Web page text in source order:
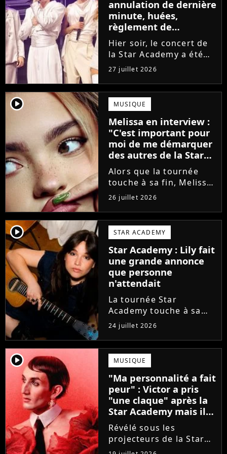
annulation de dernière
minute, huées,
règlement de
comptes... Que s'est-il
passé au concert de
Bayonne hier soir ?
Hier soir, le concert de
la Star Academy a été
mouvementé. Quelques
minutes avant le show,
trois élèves ont
annoncé ne pas vouloir
monter sur scène pour
des raisons politiques.
Leur...
27 juillet 2026
player2 MUSIQUE
Melissa en interview :
"C'est important pour
moi de me démarquer
des autres de la Star
Academy"
Alors que la tournée
touche à sa fin, Melissa
se confie en interview
sur Volum sur la
création de son EP tout
va bien (j'crois), son
envie de gommer
l'étiquette Star
Academy, le jeu...
26 juillet 2026
player2 STAR ACADEMY
Star Academy : Lily fait
une grande annonce
que personne
n'attendait
La tournée Star
Academy touche à sa
fin. Et bonne nouvelle :
la jeune Lily Campa
vient de signer avec un
grand label de musique
en France.
24 juillet 2026
player2 MUSIQUE
"Ma personnalité a fait
peur" : Victor a pris
"une claque" après la
Star Academy mais il
en est ressorti plus
fort (interview)
Révélé sous les
projecteurs de la Star
Academy, Victor a fait